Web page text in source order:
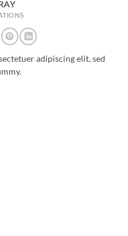
adipiscing elit, sed